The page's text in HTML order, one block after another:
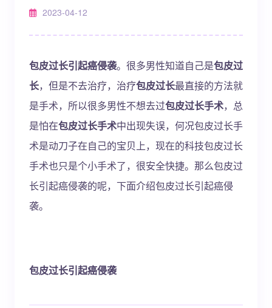
2023-04-12
包皮过长引起癌侵袭。很多男性知道自己是包皮过
长，但是不去治疗，治疗包皮过长最直接的方法就
是手术，所以很多男性不想去过包皮过长手术，总
是怕在包皮过长手术中出现失误，何况包皮过长手
术是动刀子在自己的宝贝上，现在的科技包皮过长
手术也只是个小手术了，很安全快捷。那么包皮过
长引起癌侵袭的呢，下面介绍包皮过长引起癌侵
袭。
包皮过长引起癌侵袭